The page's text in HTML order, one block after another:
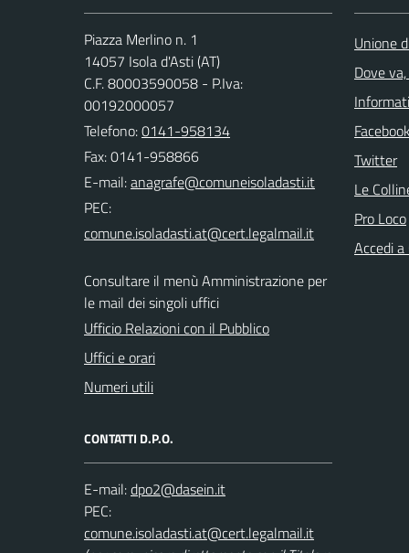
Piazza Merlino n. 1
14057 Isola d'Asti (AT)
C.F. 80003590058 - P.Iva:
00192000057
Telefono:0141-958134
Fax: 0141-958866
E-mail:
PEC:
Consultare il menù Amministrazione per
le mail dei singoli uffici
Ufficio Relazioni con il Pubblico
Uffici e orari
Numeri utili
CONTATTI D.P.O.
E-mail:
PEC:
Unione
Dove
Facebook
Twitter
Le
Pro Loco
Accedi